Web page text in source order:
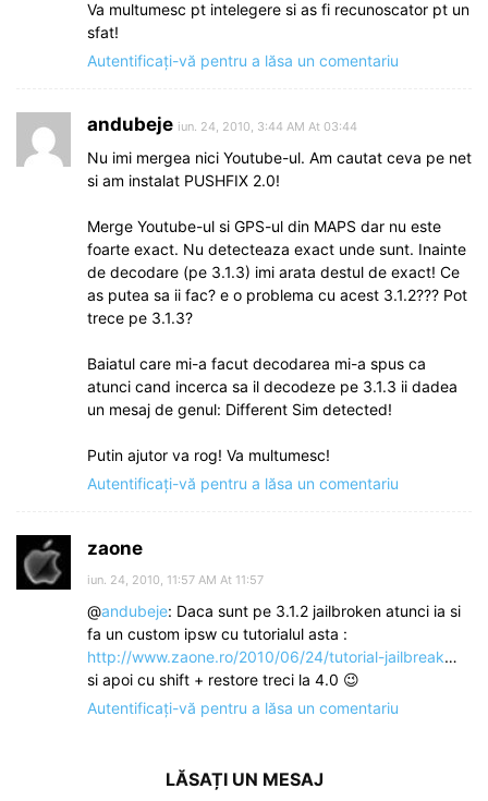
Va multumesc pt intelegere si as fi recunoscator pt un
sfat!
Autentificați-vă pentru a lăsa un comentariu
andubeje iun. 24, 2010, 3:44 AM At 03:44
Nu imi mergea nici Youtube-ul. Am cautat ceva pe net
si am instalat PUSHFIX 2.0!
Merge Youtube-ul si GPS-ul din MAPS dar nu este
foarte exact. Nu detecteaza exact unde sunt. Inainte
de decodare (pe 3.1.3) imi arata destul de exact! Ce
as putea sa ii fac? e o problema cu acest 3.1.2??? Pot
trece pe 3.1.3?
Baiatul care mi-a facut decodarea mi-a spus ca
atunci cand incerca sa il decodeze pe 3.1.3 ii dadea
un mesaj de genul: Different Sim detected!
Putin ajutor va rog! Va multumesc!
Autentificați-vă pentru a lăsa un comentariu
zaone
iun. 24, 2010, 11:57 AM At 11:57
@andubeje: Daca sunt pe 3.1.2 jailbroken atunci ia si
fa un custom ipsw cu tutorialul asta :
http://www.zaone.ro/2010/06/24/tutorial-jailbreak…
si apoi cu shift + restore treci la 4.0 😉
Autentificați-vă pentru a lăsa un comentariu
LĂSAȚI UN MESAJ